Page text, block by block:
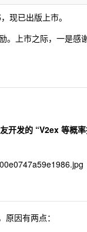
现已出版上市。
。上市之际，一是感
开发的 “V2ex 等概
因有两点：